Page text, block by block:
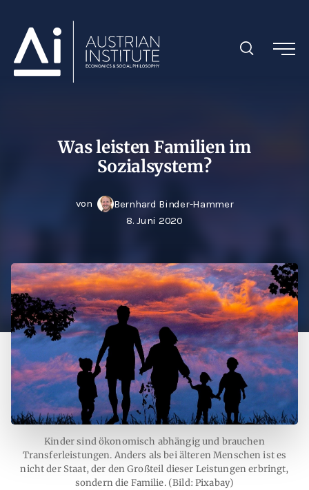
Was leisten Familien im
Sozialsystem?
von
Bernhard Binder-Hammer
8. Juni 2020
Kinder sind ökonomisch abhängig und brauchen
Transferleistungen. Anders als bei älteren Menschen ist es
nicht der Staat, der den Großteil dieser Leistungen erbringt,
sondern die Familie. (Bild: Pixabay)